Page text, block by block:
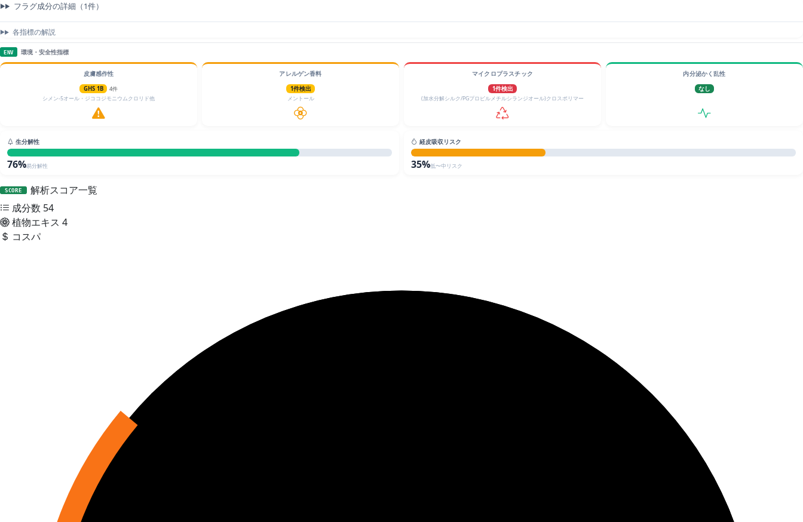
フラグ成分の詳細（1件）
各指標の解説
ENV 環境・安全性指標
皮膚感作性
GHS 1B
4件
シメン-5オール・ジココジモニウムクロリド他
アレルゲン香料
1件検出
メントール
マイクロプラスチック
1件検出
(加水分解シルク/PGプロピルメチルシランジオール)クロスポリマー
内分泌かく乱性
なし
生分解性
76%易分解性
経皮吸収リスク
35%低〜中リスク
SCORE
解析スコア一覧
成分数 54
植物エキス 4
コスパ